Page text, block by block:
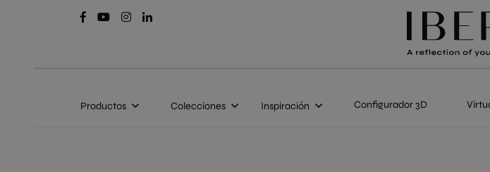
Productos Colecciones Inspiración Configurador 3D